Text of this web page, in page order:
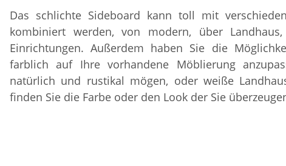
Das schlichte Sideboard kann toll mit
kombiniert werden, von modern, über
Einrichtungen. Außerdem haben Sie die
farblich auf Ihre vorhandene Möblierung
natürlich und rustikal mögen, oder weiße
finden Sie die Farbe oder den Look der Sie